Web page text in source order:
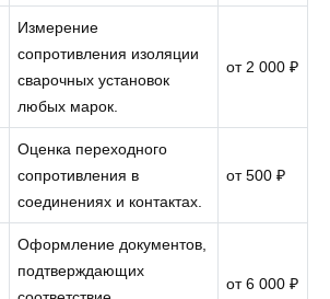
Измерение
сопротивления изоляции
сварочных установок
любых марок.
от 2 000 ₽
Оценка переходного
сопротивления в
соединениях и контактах.
от 500 ₽
Оформление документов,
подтверждающих
от 6 000 ₽